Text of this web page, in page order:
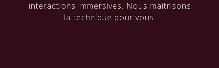
interactions immersives. Nous maîtrisons
la technique pour vous.